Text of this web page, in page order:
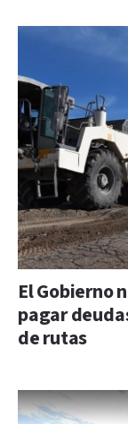
El Gobierno
pagar
de rutas